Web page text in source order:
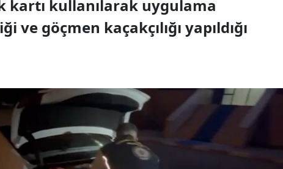
kullanılarak uygulama
ve göçmen kaçakçılığı yapıldığı